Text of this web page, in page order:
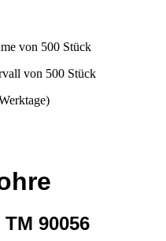
von 500 Stück
von 500 Stück
90056